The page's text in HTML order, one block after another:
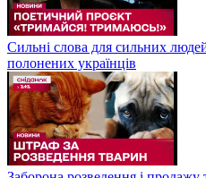
Сильні слова для сильних
полонених українців